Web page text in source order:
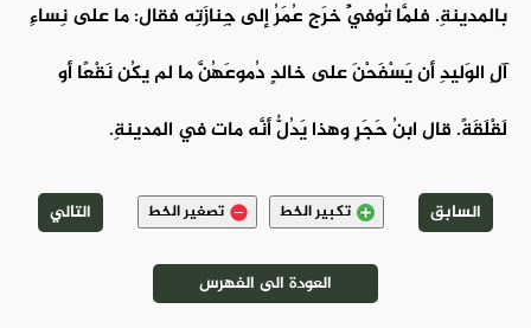
بالمدينةِ. فلمَّا تُوفِّيَ خرَج عُمَرُ إلى جِنازَتِه فقال: ما على نِساءِ
آلِ الوَليدِ أن يَسْفَحْنَ على خالدٍ دُموعَهُنَّ ما لم يكُن نَقْعًا أو
لَقْلَقَةً. قال ابنُ حَجَرٍ وهذا يَدُلُّ أنَّه مات في المدينةِ.
السابق تكبير الخط تصغير الخط التالي
العودة الى الفهرس